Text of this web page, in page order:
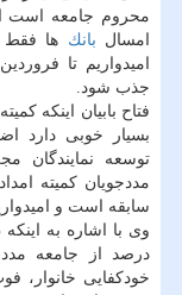
محروم جامعه است
امسال بانك
جذب شود.
فتاح بابیان اینكه
بسیار خوبی دارد
توسعه نمایندگان
مددجویان كمیته
سابقه است و
درصد از جامعه
خودكفایی خانوار،